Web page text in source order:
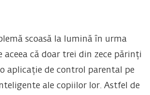
scoasă la lumină în urma
aceea că doar trei din zece părinți
aplicație de control parental pe
ale copiilor lor. Astfel de